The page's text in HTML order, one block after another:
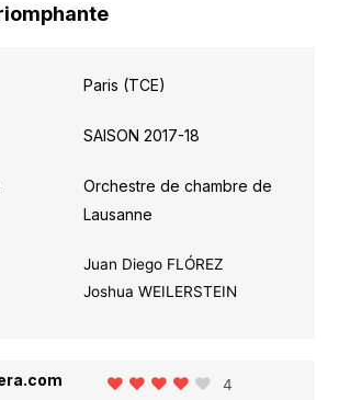
Paris (TCE)
SAISON 2017-18
Orchestre de chambre de
Lausanne
Juan Diego FLÓREZ
Joshua WEILERSTEIN
4